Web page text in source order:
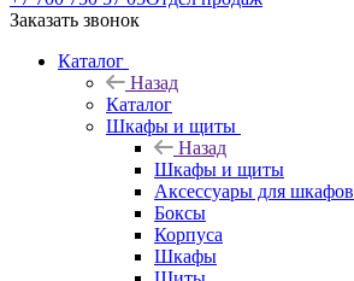
Заказать звонок
Каталог
Назад
Каталог
Шкафы и щиты
Назад
Шкафы и щиты
Аксессуары для шкафов
Боксы
Корпуса
Шкафы